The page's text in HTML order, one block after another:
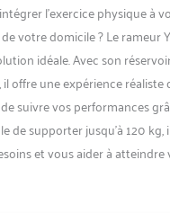
l’exercice physique à
votre domicile ? Le rameur
idéale. Avec son
offre une expérience réaliste
suivre vos performances
de supporter jusqu’à 120
et vous aider à